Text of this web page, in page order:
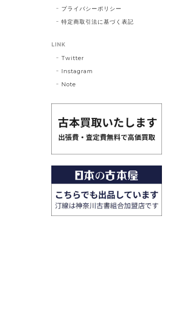
プライバシーポリシー
特定商取引法に基づく表記
LINK
Twitter
Instagram
Note